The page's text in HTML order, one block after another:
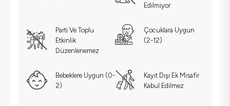
Edilmiyor
Parti Ve Toplu
Etkinlik
Düzenlenemez
Çocuklara Uygun
(2-12)
Bebeklere Uygun (0-
2)
Kayıt Dışı Ek Misafir
Kabul Edilmez